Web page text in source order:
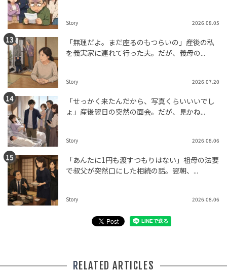
Story 2026.08.05
「無理だよ。まだ座るのもつらいの」産後の私
を義実家に連れて行った夫。だが、義母の...
Story 2026.07.20
「せっかく来たんだから、写真くらいいいでし
ょ」産後翌日の突然の面会。だが、見かね...
Story 2026.08.06
「あんたに1円も渡すつもりはない」祖母の法要
で叔父が突然口にした相続の話。翌朝、...
Story 2026.08.06
RELATED ARTICLES